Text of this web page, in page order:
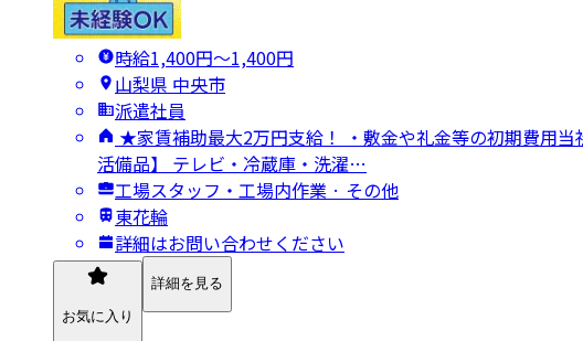
時給1,400円〜1,400円
山梨県 中央市
派遣社員
★家賃補助最大2万円支給！ ・敷金や礼金等の初期費用
活備品】 テレビ・冷蔵庫・洗濯…
工場スタッフ・工場内作業 · その他
東花輪
詳細はお問い合わせください
お気に入り
詳細を見る